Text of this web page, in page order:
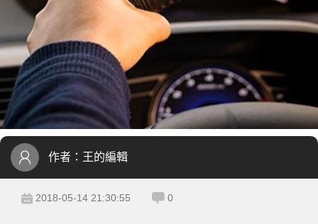
作者： 王的編輯
2018-05-14 21:30:55 0